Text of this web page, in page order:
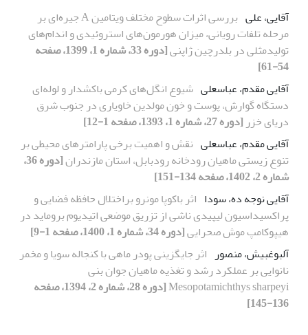
آقایی، علی
بررسی اثرات سطوح مختلف ویتامین A جیره‌ای بر
مرحله تلفات رویانی، میزان هورمون‌های استروئیدی و اندام‌های
تولیدمثلی در بلدرچین ژاپنی
[دوره 33، شماره 1، 1399، صفحه
54-61]
آقایی مقدم، عباسعلی شیوع انگل‌های کرمی باکشدار و لوله‌ای
دستگاه گوارش، پوست و خون مولدین خاویاری در جنوب شرق
دریای خزر [دوره 27، شماره 1، 1393، صفحه 1-12]
آقایی مقدم، عباسعلی نقش و اهمیت برخی پارامترهای محیطی بر
تنوع زیستی ماهیان رودخانه رودبابل، استان مازندران
[دوره 36،
شماره 2، 1402، صفحه 134-151]
آقایی نوجه ده، سودا اثر باکوپا مونرو براختلال حافظه فضایی و
پراکسیداسیون لیپیدی ناشی از تزریق موضعی اتیدیوم بروماید در
هیپوکامپ موش صحرایی[دوره 34، شماره 1، 1400، صفحه 1-9]
آلبوغبیش، منصور اثر جایگزینی پودر ماهی با کنجاله سویا و مخمر
نانوایی بر عملکرد رشد و تغذیه ماهیان جوان بنی
Mesopotamichthys sharpeyi
[دوره 28، شماره 2، 1394، صفحه
136-145]